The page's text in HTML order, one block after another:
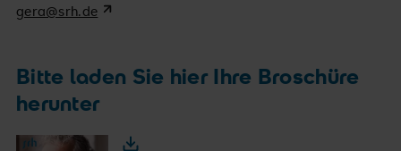
Patellagleitlagerersatz)
Komplikationen nach künstlichem
GelenkersatzFehlstellung und Verkürzung der
gera@srh.de
Bitte laden Sie hier Ihre Broschüre
herunter